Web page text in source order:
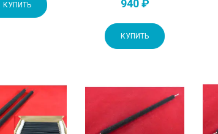
КУПИТЬ 940 ₽
КУПИТЬ